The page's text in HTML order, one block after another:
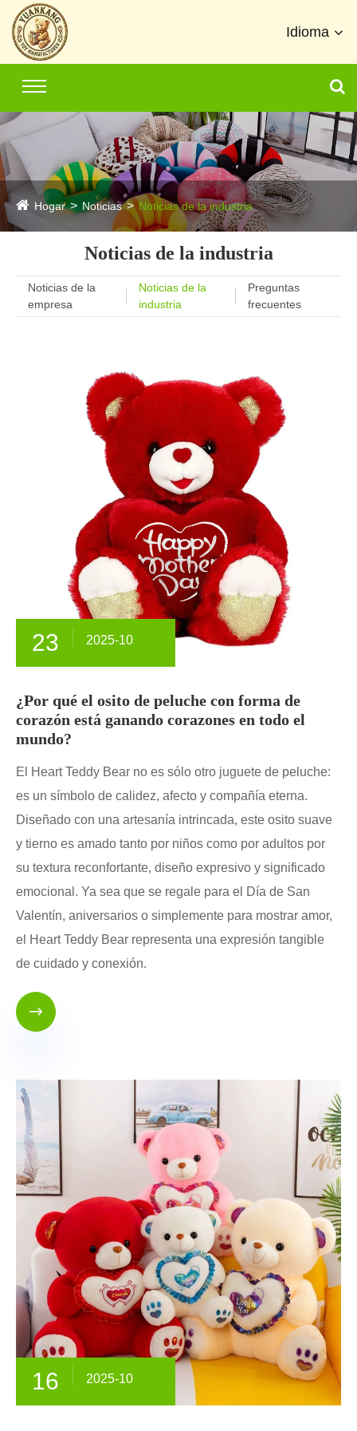
Idioma
Hogar Noticias Noticias de la industria
Noticias de la industria
Noticias de la
empresa
Noticias de la
industria
Preguntas
frecuentes
23 2025-10
¿Por qué el osito de peluche con forma de
corazón está ganando corazones en todo el
mundo?
El Heart Teddy Bear no es sólo otro juguete de peluche:
es un símbolo de calidez, afecto y compañía eterna.
Diseñado con una artesanía intrincada, este osito suave
y tierno es amado tanto por niños como por adultos por
su textura reconfortante, diseño expresivo y significado
emocional. Ya sea que se regale para el Día de San
Valentín, aniversarios o simplemente para mostrar amor,
el Heart Teddy Bear representa una expresión tangible
de cuidado y conexión.

16 2025-10